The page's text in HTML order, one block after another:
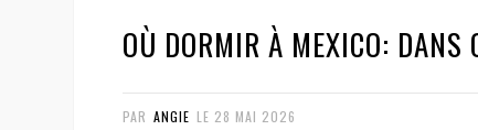
OÙ DORMIR À MEXICO: DANS
PAR ANGIE LE 28 MAI 2026